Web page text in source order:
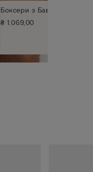
Боксери з Бавовни Light
₴ 1.069,00